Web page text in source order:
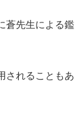
蒼先生による鑑
されることもあ